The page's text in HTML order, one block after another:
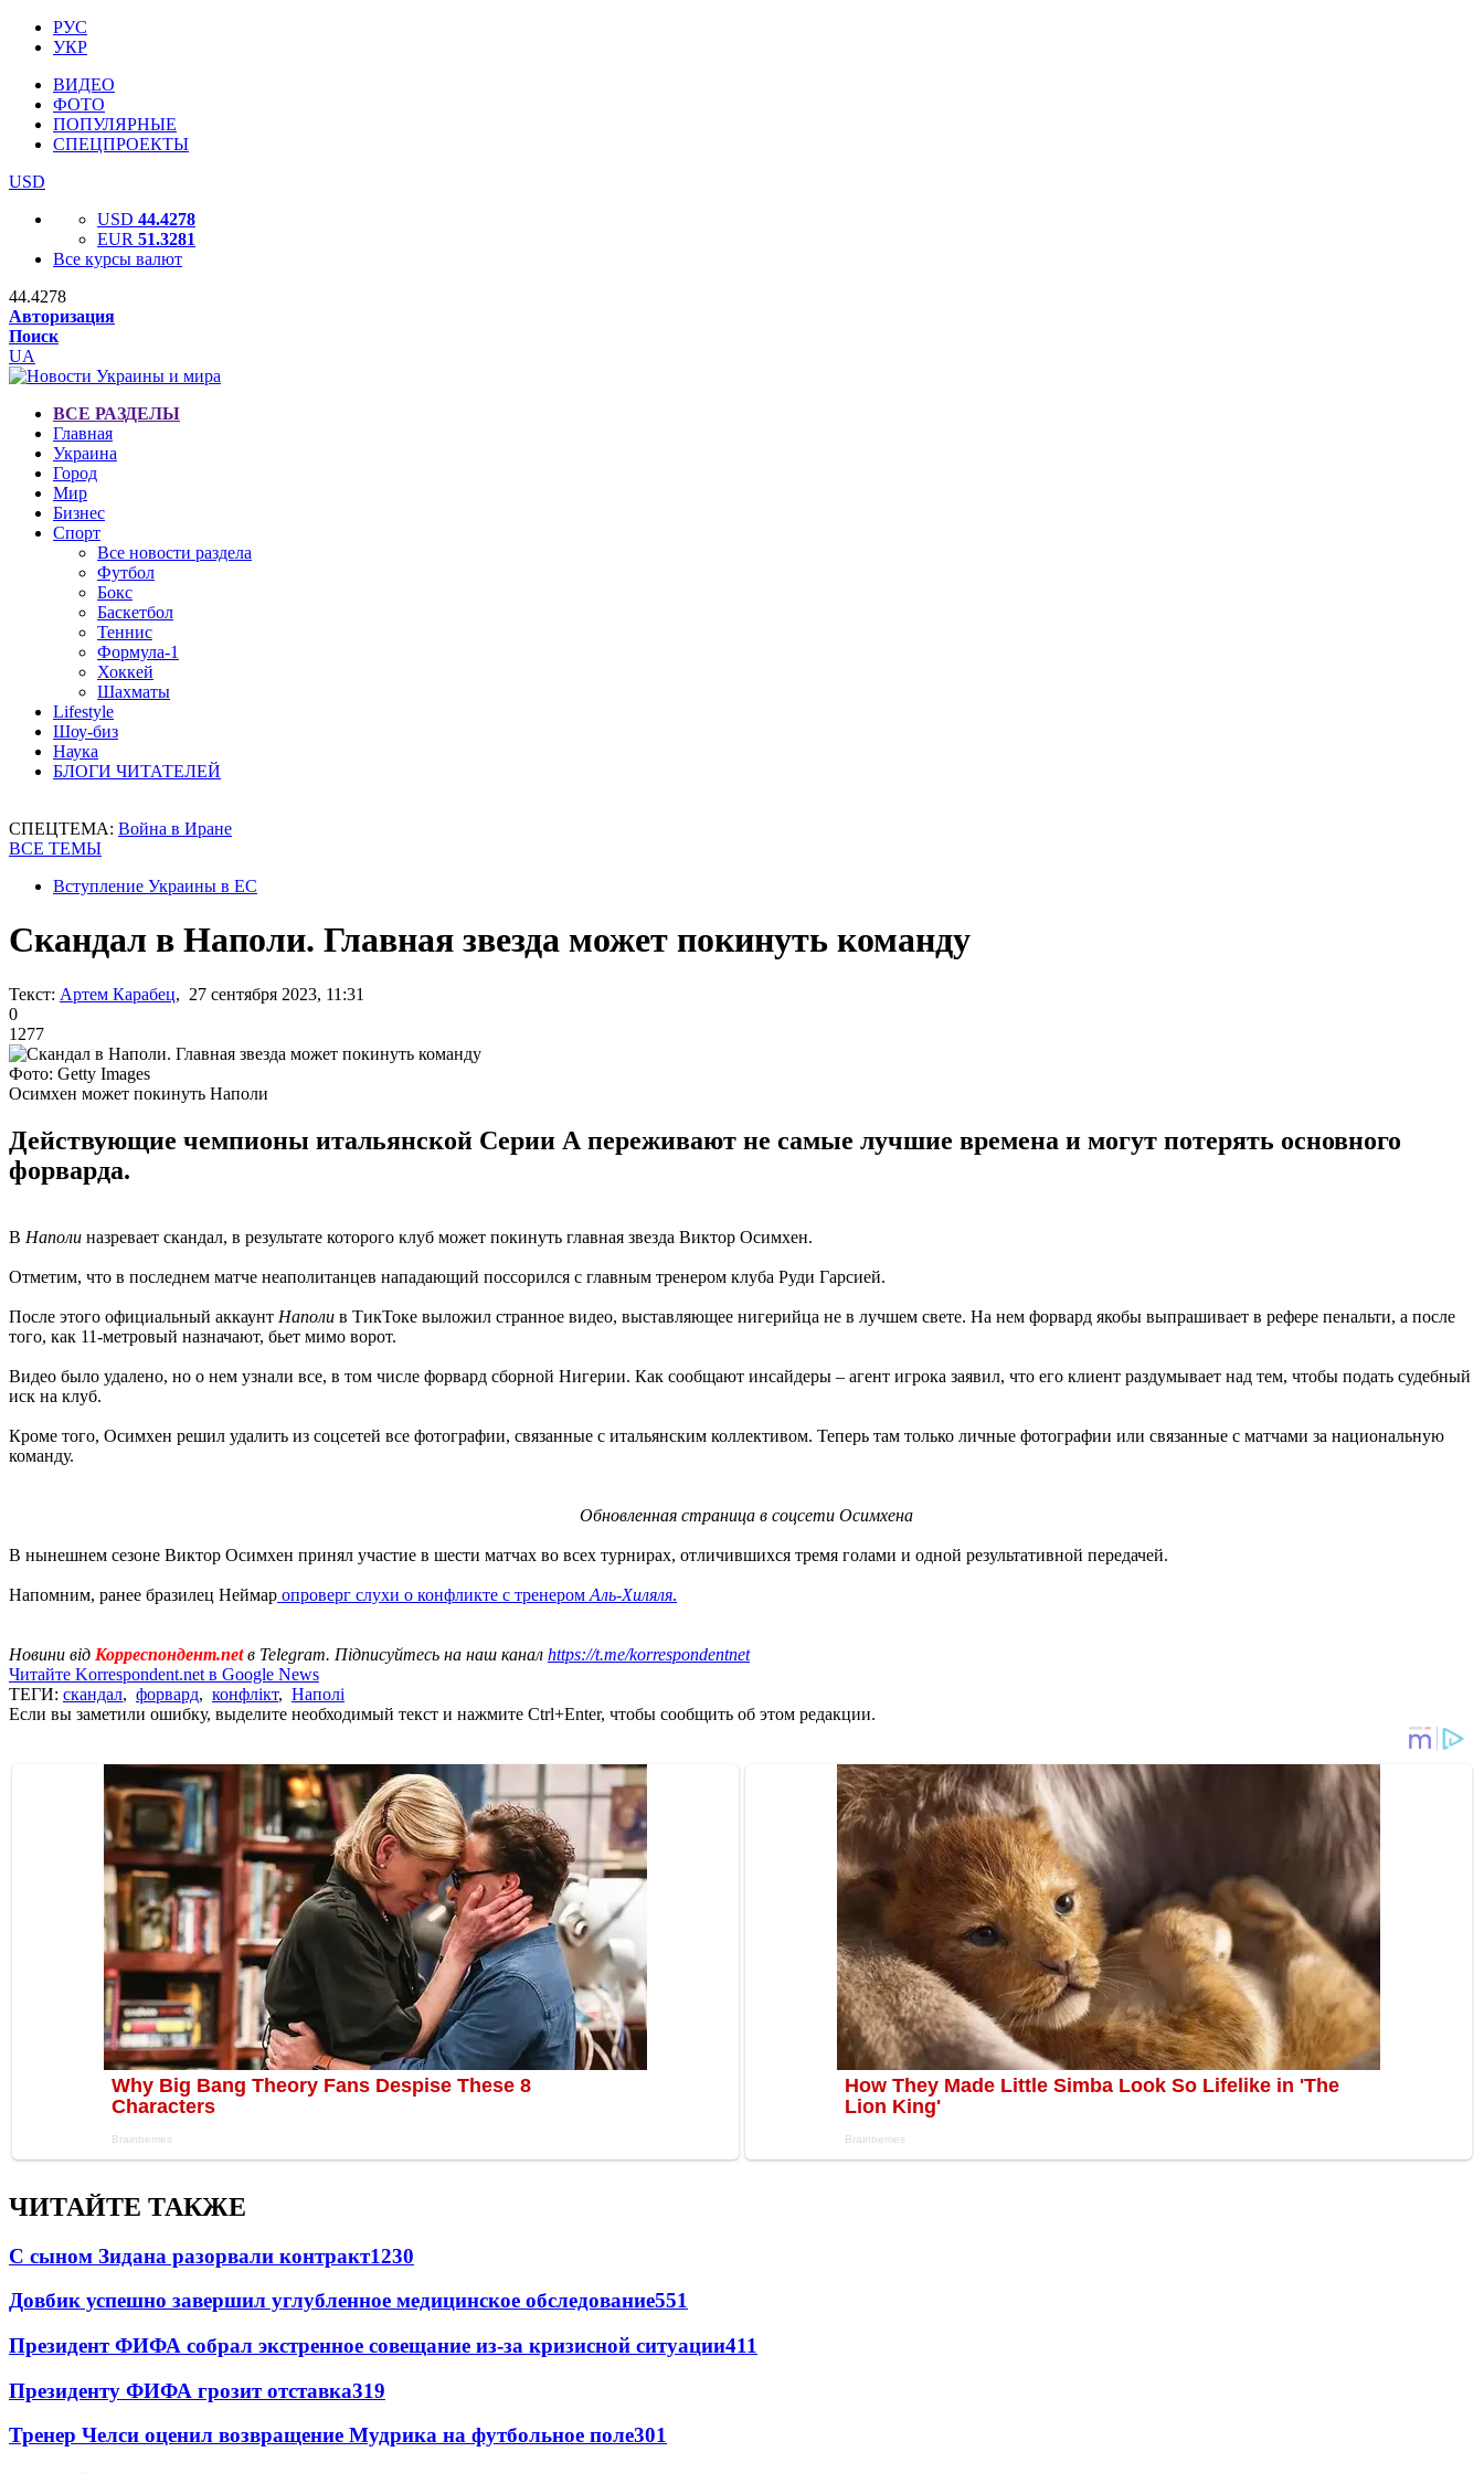
РУС
УКР
ВИДЕО
ФОТО
ПОПУЛЯРНЫЕ
СПЕЦПРОЕКТЫ
USD
USD 44.4278
EUR 51.3281
Все курсы валют
44.4278
Авторизация
Поиск
UA
ВСЕ РАЗДЕЛЫ
Главная
Украина
Город
Мир
Бизнес
Спорт
Все новости раздела
Футбол
Бокс
Баскетбол
Теннис
Формула-1
Хоккей
Шахматы
Lifestyle
Шоу-биз
Наука
БЛОГИ ЧИТАТЕЛЕЙ
СПЕЦТЕМА: Война в Иране
ВСЕ ТЕМЫ
Вступление Украины в ЕС
Скандал в Наполи. Главная звезда может покинуть команду
Текст: Артем Карабец, 27 сентября 2023, 11:31
0
1277
Фото: Getty Images
Осимхен может покинуть Наполи
Действующие чемпионы итальянской Серии А переживают не самые лучшие времена и могут потерять основного
форварда.
В Наполи назревает скандал, в результате которого клуб может покинуть главная звезда Виктор Осимхен.
Отметим, что в последнем матче неаполитанцев нападающий поссорился с главным тренером клуба Руди Гарсией.
После этого официальный аккаунт Наполи в ТикТоке выложил странное видео, выставляющее нигерийца не в лучшем свете. На нем форвард якобы выпрашивает в рефере пенальти, а после
того, как 11-метровый назначают, бьет мимо ворот.
Видео было удалено, но о нем узнали все, в том числе форвард сборной Нигерии. Как сообщают инсайдеры – агент игрока заявил, что его клиент раздумывает над тем, чтобы подать судебный
иск на клуб.
Кроме того, Осимхен решил удалить из соцсетей все фотографии, связанные с итальянским коллективом. Теперь там только личные фотографии или связанные с матчами за национальную
команду.
Обновленная страница в соцсети Осимхена
В нынешнем сезоне Виктор Осимхен принял участие в шести матчах во всех турнирах, отличившихся тремя голами и одной результативной передачей.
Напомним, ранее бразилец Неймар опроверг слухи о конфликте с тренером Аль-Хиляля.
Новини від Корреспондент.netв Telegram. Підписуйтесь на наш канал https://t.me/korrespondentnet
Читайте Korrespondent.net в Google News
ТЕГИ: скандал, форвард, конфлікт, Наполі
Если вы заметили ошибку, выделите необходимый текст и нажмите Ctrl+Enter, чтобы сообщить об этом редакции.
ЧИТАЙТЕ ТАКЖЕ
С сыном Зидана разорвали контракт1230
Довбик успешно завершил углубленное медицинское обследование551
Президент ФИФА собрал экстренное совещание из-за кризисной ситуации411
Президенту ФИФА грозит отставка319
Тренер Челси оценил возвращение Мудрика на футбольное поле301